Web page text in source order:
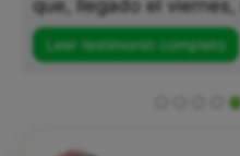
que, llegado el viernes,
Leer testimonio completo